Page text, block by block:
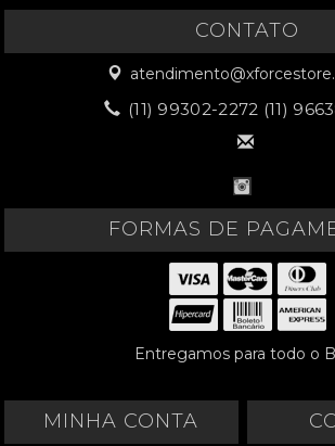
CONTATO
(11) 99302-2272 (11)
FORMAS DE
Entregamos para todo o
MINHA CONTA